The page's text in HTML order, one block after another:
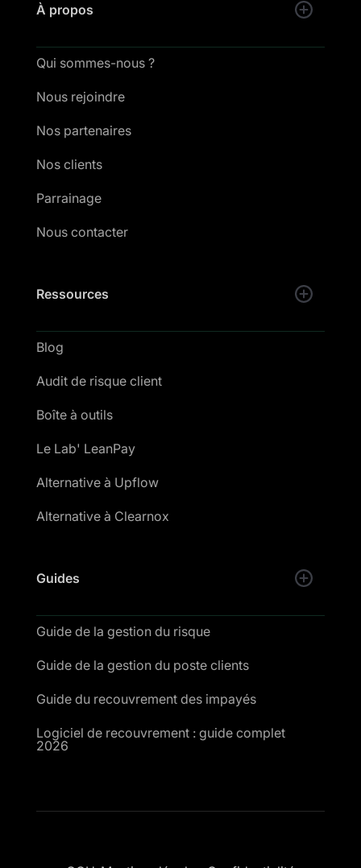
À propos
Qui sommes-nous ?
Nous rejoindre
Nos partenaires
Nos clients
Parrainage
Nous contacter
Ressources
Blog
Audit de risque client
Boîte à outils
Le Lab' LeanPay
Alternative à Upflow
Alternative à Clearnox
Guides
Guide de la gestion du risque
Guide de la gestion du poste clients
Guide du recouvrement des impayés
Logiciel de recouvrement : guide complet
2026